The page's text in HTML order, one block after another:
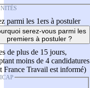
parmi les 1ers à postuler
serez-vous parmi les
premiers à postuler ?
de plus de 15 jours,
moins de 4 candidatures
France Travail est informé)